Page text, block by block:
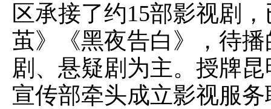
区承接了约15部影视剧
茧》《黑夜告白》，待
剧、悬疑剧为主。授牌
宣传部牵头成立影视服